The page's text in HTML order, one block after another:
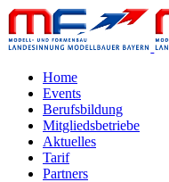
Home
Events
Berufsbildung
Mitgliedsbetriebe
Aktuelles
Tarif
Partners